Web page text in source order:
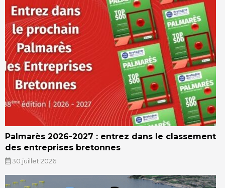
Palmarès 2026-2027 : entrez dans le classement
des entreprises bretonnes
30 juillet 2026